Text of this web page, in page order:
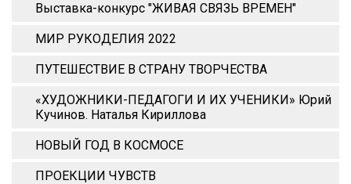
Выставка-конкурс "ЖИВАЯ СВЯЗЬ ВРЕМЕН"
МИР РУКОДЕЛИЯ 2022
ПУТЕШЕСТВИЕ В СТРАНУ ТВОРЧЕСТВА
«ХУДОЖНИКИ-ПЕДАГОГИ И ИХ УЧЕНИКИ» Юрий
Кучинов. Наталья Кириллова
НОВЫЙ ГОД В КОСМОСЕ
ПРОЕКЦИИ ЧУВСТВ